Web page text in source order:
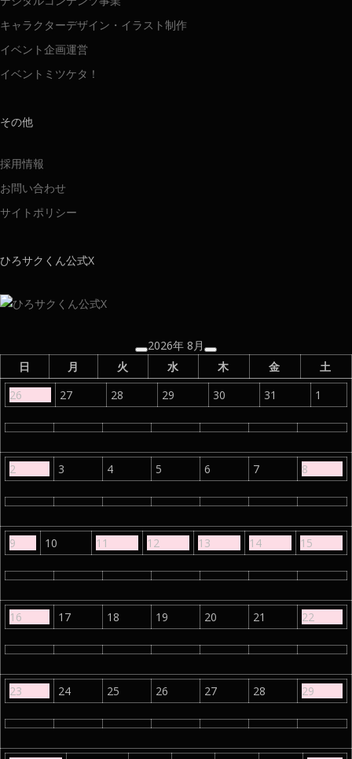
キャラクターデザイン・イラスト制作
イベント企画運営
イベントミツケタ！
その他
採用情報
お問い合わせ
サイトポリシー
ひろサクくん公式X
2026年 8月
日
月 火 水 木 金
土
26
27 28 29 30 31 1
2 3 4 5 6 7 8
9 10 11 12 13 14 15
16 17 18 19 20 21 22
23 24 25 26 27 28 29